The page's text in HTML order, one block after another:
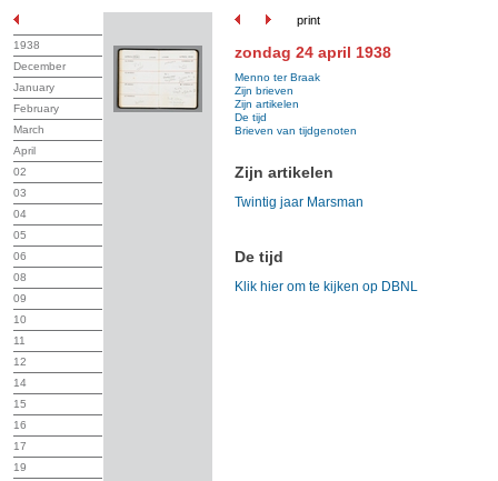
print
1938
December
January
February
March
April
02
03
04
05
06
08
09
10
11
12
14
15
16
17
19
zondag 24 april 1938
Menno ter Braak
Zijn brieven
Zijn artikelen
De tijd
Brieven van tijdgenoten
Zijn artikelen
Twintig jaar Marsman
De tijd
Klik hier om te kijken op DBNL